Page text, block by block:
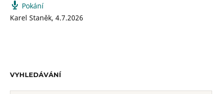
Pokání
Karel Staněk, 4.7.2026
VYHLEDÁVÁNÍ